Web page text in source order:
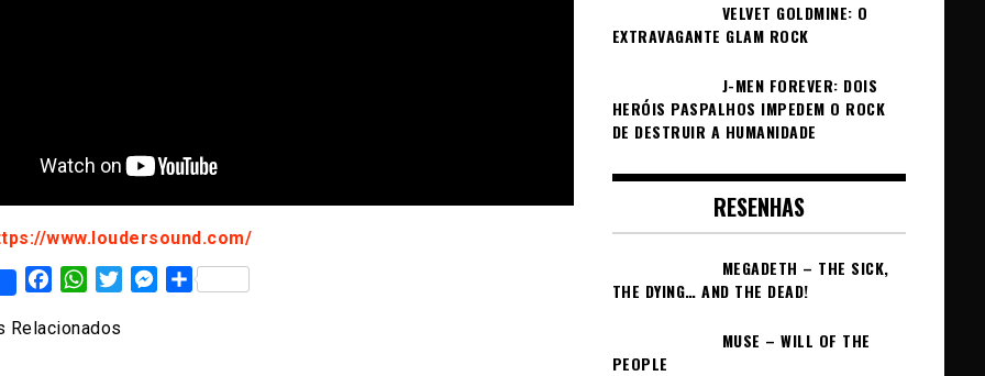
www.loudersound.com/
FacebookWhatsAppTwitterMessenger
Share
Relacionados
VELVET GOLDMINE: O
EXTRAVAGANTE GLAM ROCK
J-MEN FOREVER: DOIS
HERÓIS PASPALHOS IMPEDEM O ROCK
DE DESTRUIR A HUMANIDADE
RESENHAS
MEGADETH – THE SICK,
THE DYING… AND THE DEAD!
MUSE – WILL OF THE
PEOPLE